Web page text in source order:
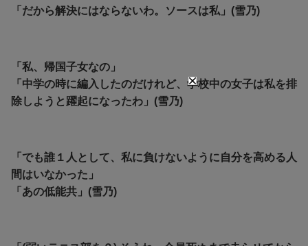
「だから解決にはならないわ。ソースは私」(雪乃)
「私、帰国子女なの」
「中学の時に編入したのだけれど、学校中の女子は私を排
除しようと躍起になったわ」(雪乃)
「でも誰１人として、私に負けないように自分を高める人
間はいなかった」
「あの低能共」(雪乃)